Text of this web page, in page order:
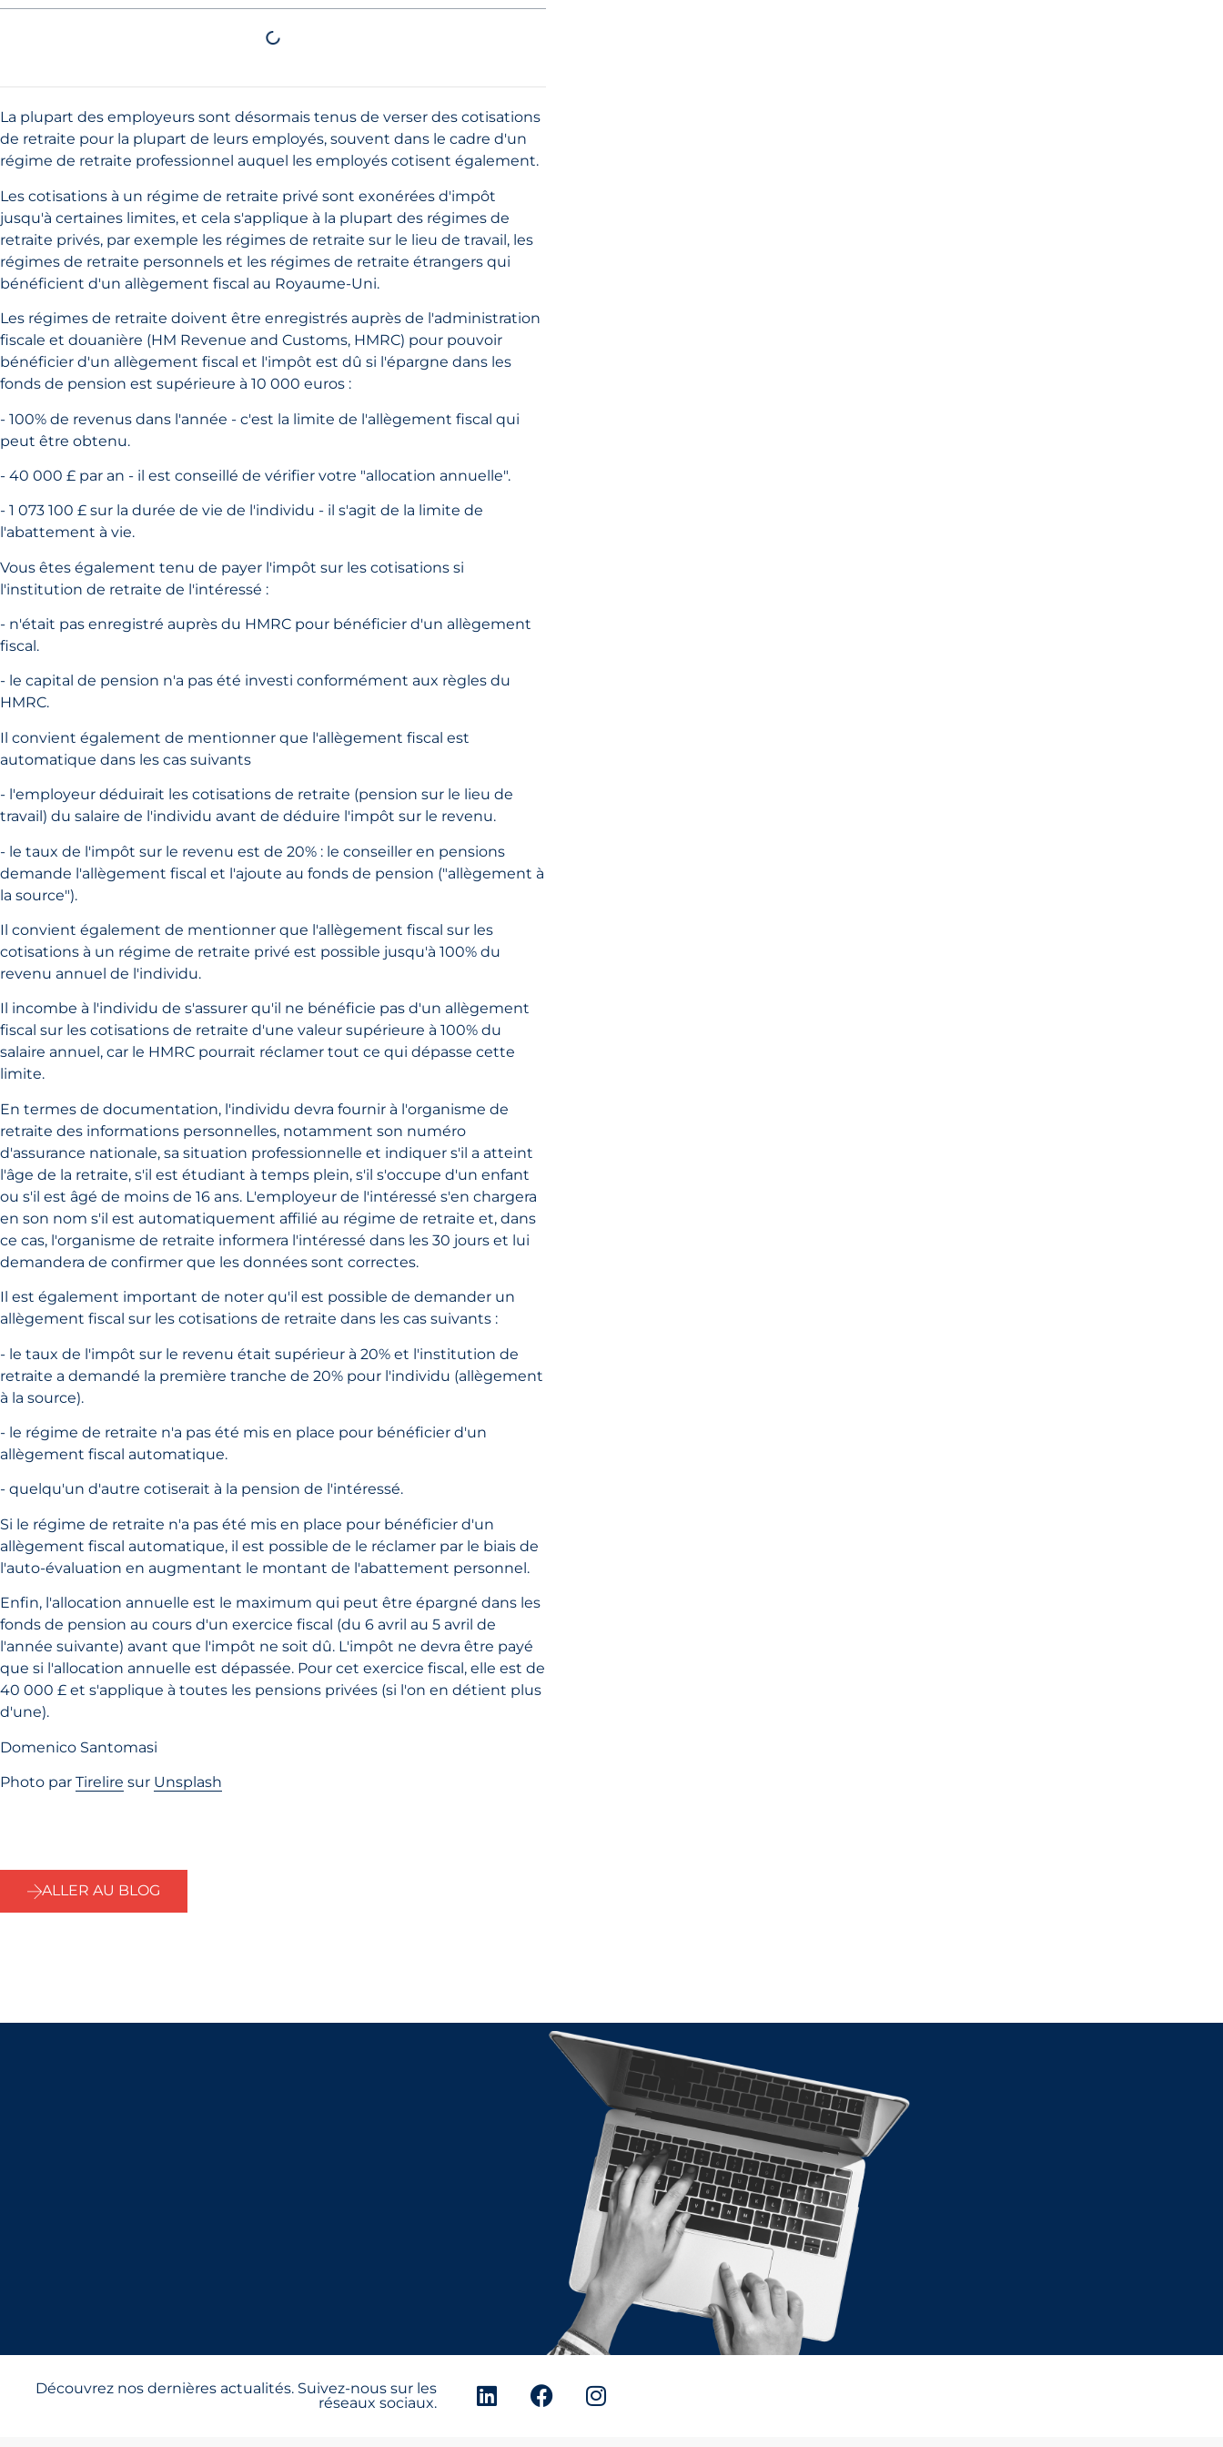
La plupart des employeurs sont désormais tenus de verser des cotisations
de retraite pour la plupart de leurs employés, souvent dans le cadre d'un
régime de retraite professionnel auquel les employés cotisent également.
Les cotisations à un régime de retraite privé sont exonérées d'impôt
jusqu'à certaines limites, et cela s'applique à la plupart des régimes de
retraite privés, par exemple les régimes de retraite sur le lieu de travail, les
régimes de retraite personnels et les régimes de retraite étrangers qui
bénéficient d'un allègement fiscal au Royaume-Uni.
Les régimes de retraite doivent être enregistrés auprès de l'administration
fiscale et douanière (HM Revenue and Customs, HMRC) pour pouvoir
bénéficier d'un allègement fiscal et l'impôt est dû si l'épargne dans les
fonds de pension est supérieure à 10 000 euros :
- 100% de revenus dans l'année - c'est la limite de l'allègement fiscal qui
peut être obtenu.
- 40 000 £ par an - il est conseillé de vérifier votre "allocation annuelle".
- 1 073 100 £ sur la durée de vie de l'individu - il s'agit de la limite de
l'abattement à vie.
Vous êtes également tenu de payer l'impôt sur les cotisations si
l'institution de retraite de l'intéressé :
- n'était pas enregistré auprès du HMRC pour bénéficier d'un allègement
fiscal.
- le capital de pension n'a pas été investi conformément aux règles du
HMRC.
Il convient également de mentionner que l'allègement fiscal est
automatique dans les cas suivants
- l'employeur déduirait les cotisations de retraite (pension sur le lieu de
travail) du salaire de l'individu avant de déduire l'impôt sur le revenu.
- le taux de l'impôt sur le revenu est de 20% : le conseiller en pensions
demande l'allègement fiscal et l'ajoute au fonds de pension ("allègement à
la source").
Il convient également de mentionner que l'allègement fiscal sur les
cotisations à un régime de retraite privé est possible jusqu'à 100% du
revenu annuel de l'individu.
Il incombe à l'individu de s'assurer qu'il ne bénéficie pas d'un allègement
fiscal sur les cotisations de retraite d'une valeur supérieure à 100% du
salaire annuel, car le HMRC pourrait réclamer tout ce qui dépasse cette
limite.
En termes de documentation, l'individu devra fournir à l'organisme de
retraite des informations personnelles, notamment son numéro
d'assurance nationale, sa situation professionnelle et indiquer s'il a atteint
l'âge de la retraite, s'il est étudiant à temps plein, s'il s'occupe d'un enfant
ou s'il est âgé de moins de 16 ans. L'employeur de l'intéressé s'en chargera
en son nom s'il est automatiquement affilié au régime de retraite et, dans
ce cas, l'organisme de retraite informera l'intéressé dans les 30 jours et lui
demandera de confirmer que les données sont correctes.
Il est également important de noter qu'il est possible de demander un
allègement fiscal sur les cotisations de retraite dans les cas suivants :
- le taux de l'impôt sur le revenu était supérieur à 20% et l'institution de
retraite a demandé la première tranche de 20% pour l'individu (allègement
à la source).
- le régime de retraite n'a pas été mis en place pour bénéficier d'un
allègement fiscal automatique.
- quelqu'un d'autre cotiserait à la pension de l'intéressé.
Si le régime de retraite n'a pas été mis en place pour bénéficier d'un
allègement fiscal automatique, il est possible de le réclamer par le biais de
l'auto-évaluation en augmentant le montant de l'abattement personnel.
Enfin, l'allocation annuelle est le maximum qui peut être épargné dans les
fonds de pension au cours d'un exercice fiscal (du 6 avril au 5 avril de
l'année suivante) avant que l'impôt ne soit dû. L'impôt ne devra être payé
que si l'allocation annuelle est dépassée. Pour cet exercice fiscal, elle est de
40 000 £ et s'applique à toutes les pensions privées (si l'on en détient plus
d'une).
Domenico Santomasi
Photo par Tirelire sur Unsplash
ALLER AU BLOG
Découvrez nos dernières actualités. Suivez-nous sur les
réseaux sociaux.